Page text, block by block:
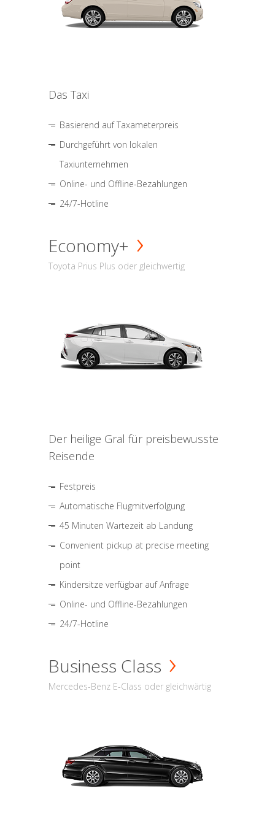
Das Taxi
Basierend auf Taxameterpreis
Durchgeführt von lokalen
Taxiunternehmen
Online- und Offline-Bezahlungen
24/7-Hotline
Economy+
Toyota Prius Plus oder gleichwertig
Der heilige Gral für preisbewusste
Reisende
Festpreis
Automatische Flugmitverfolgung
45 Minuten Wartezeit ab Landung
Convenient pickup at precise meeting
point
Kindersitze verfügbar auf Anfrage
Online- und Offline-Bezahlungen
24/7-Hotline
Business Class
Mercedes-Benz E-Class oder gleichwärtig